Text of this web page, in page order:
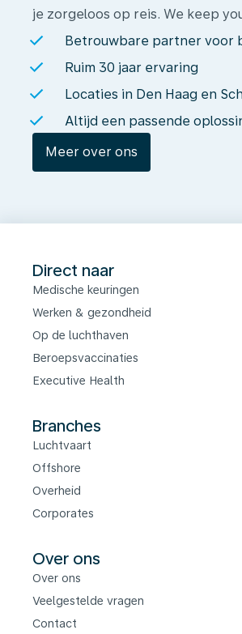
je zorgeloos op reis. We keep
Betrouwbare partner voor
Ruim 30 jaar ervaring
Locaties in Den Haag en
Altijd een passende
Meer over ons
Direct naar
Medische keuringen
Werken & gezondheid
Op de luchthaven
Beroepsvaccinaties
Executive Health
Branches
Luchtvaart
Offshore
Overheid
Corporates
Over ons
Over ons
Veelgestelde vragen
Contact